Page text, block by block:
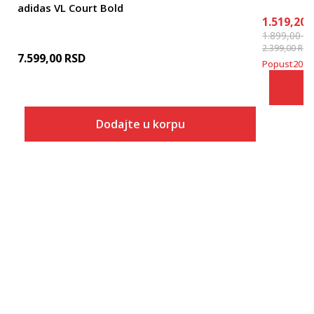
adidas VL Court Bold
7.599,00 RSD
Dodajte u korpu
1.519,20
1.899,00
2.399,00RSD
Popust20%